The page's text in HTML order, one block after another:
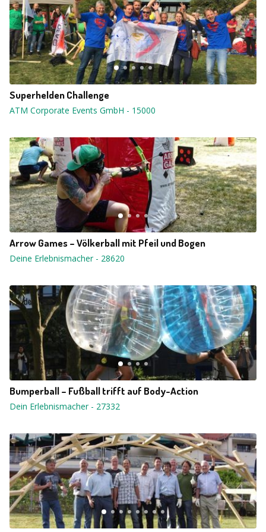
Superhelden Challenge
ATM Corporate Events GmbH - 15000
Arrow Games – Völkerball mit Pfeil und Bogen
Deine Erlebnismacher- 28620
Bumperball – Fußball trifft auf Body-Action
Dein Erlebnismacher- 27332